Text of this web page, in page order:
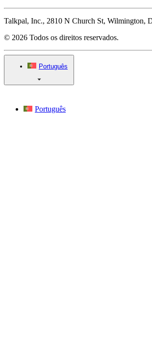
Talkpal, Inc., 2810 N Church St, Wilmington,
© 2026 Todos os direitos reservados.
Português
Português